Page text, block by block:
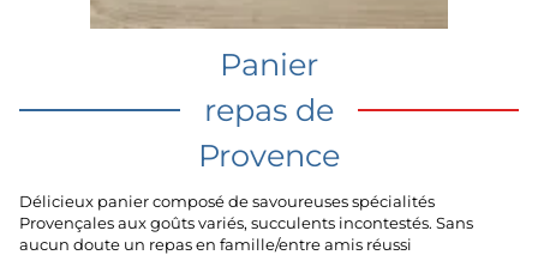
Panier
repas de
Provence
Délicieux panier composé de savoureuses spécialités
Provençales aux goûts variés, succulents incontestés. Sans
aucun doute un repas en famille/entre amis réussi